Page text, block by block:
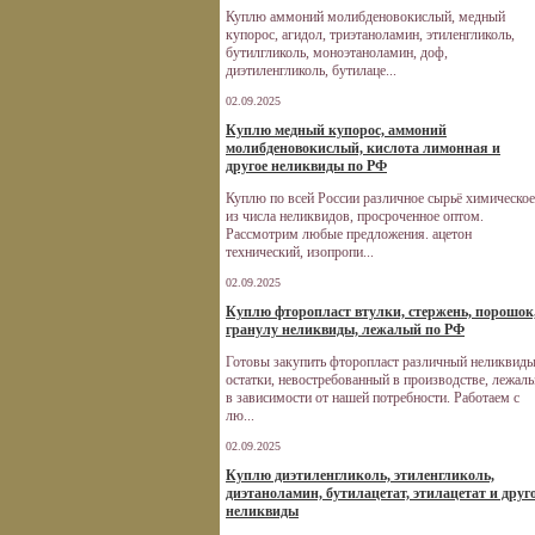
Куплю аммоний молибденовокислый, медный
купорос, агидол, триэтаноламин, этиленгликоль,
бутилгликоль, моноэтаноламин, доф,
диэтиленгликоль, бутилаце...
02.09.2025
Куплю медный купорос, аммоний
молибденовокислый, кислота лимонная и
другое неликвиды по РФ
Куплю по всей России различное сырьё химическое
из числа неликвидов, просроченное оптом.
Рассмотрим любые предложения. ацетон
технический, изопропи...
02.09.2025
Куплю фторопласт втулки, стержень,
гранулу неликвиды, лежалый по РФ
Готовы закупить фторопласт различный
остатки, невостребованный в производстве,
в зависимости от нашей потребности. Работаем с
лю...
02.09.2025
Куплю диэтиленгликоль, этиленгликоль,
диэтаноламин, бутилацетат, этилацетат и
неликвиды